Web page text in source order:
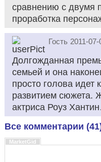
сравнению с двумя
проработка
Гость 2011-
Долгожданная
семьей и она
просто голова идет
развитием сюжета.
актриса Роуз
Все комментарии
MarketGid